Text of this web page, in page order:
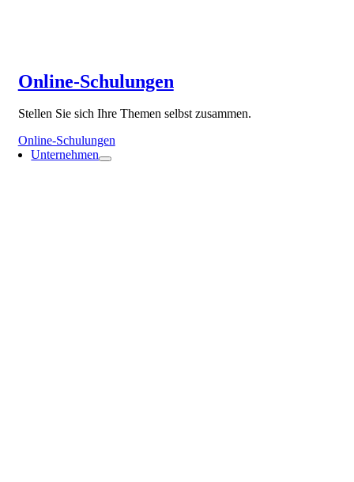
Online-Schulungen
Stellen Sie sich Ihre Themen selbst zusammen.
Online-Schulungen
Unternehmen